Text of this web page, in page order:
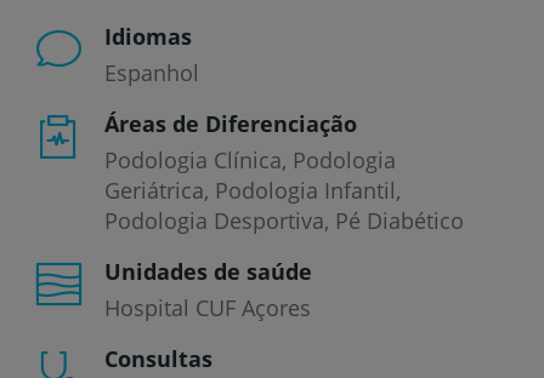
Idiomas
Espanhol
Áreas de Diferenciação
Podologia Clínica, Podologia
Geriátrica, Podologia Infantil,
Podologia Desportiva, Pé Diabético
Unidades de saúde
Hospital CUF Açores
Consultas